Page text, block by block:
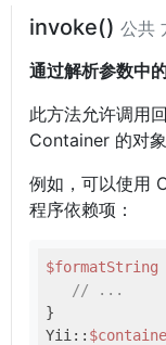
invoke() 公共
通过解析参数中
此方法允许调用
Container 的对
例如，可以使用
程序依赖项：
$formatString
// ...
}
Yii::